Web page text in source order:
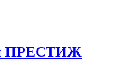
ПРЕСТИЖ